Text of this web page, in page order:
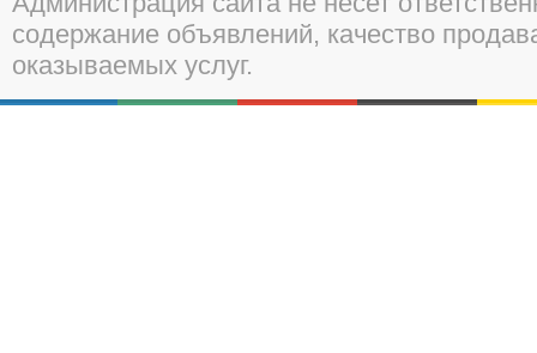
содержание объявлений, качество
оказываемых услуг.